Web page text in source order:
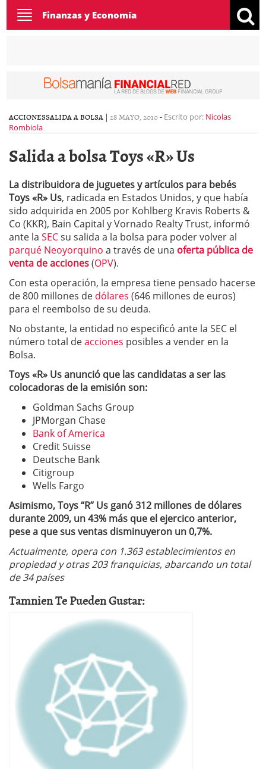
Toggle
navigation
Finanzas y Economía
ACCIONESSALIDA A BOLSA | 28 MAYO, 2010- Escrito por: Nicolas
Rombiola
Salida a bolsa Toys «R» Us
La distribuidora de juguetes y artículos para bebés
Toys «R» Us, radicada en Estados Unidos, y que había
sido adquirida en 2005 por Kohlberg Kravis Roberts &
Co (KKR), Bain Capital y Vornado Realty Trust, informó
ante la SECsu salida a la bolsa para poder volver al
parqué Neoyorquino a través de una oferta pública de
venta de acciones(OPV).
Con esta operación, la empresa tiene pensado hacerse
de 800 millones de dólares (646 millones de euros)
para el reembolso de su deuda.
No obstante, la entidad no especificó ante la SEC el
número total deacciones posibles a vender en la
Bolsa.
Toys «R» Us anunció que las candidatas a ser las
colocadoras de la emisión son:
Goldman Sachs Group
JPMorgan Chase
Bank of America
Credit Suisse
Deutsche Bank
Citigroup
Wells Fargo
Asimismo, Toys “R” Us ganó 312 millones de dólares
durante 2009, un 43% más que el ejercico anterior,
pese a que sus ventas disminuyeron un 0,7%.
Actualmente, opera con 1.363 establecimientos en
propiedad y otras 203 franquicias, abarcando un total
de 34 países
Tamnien Te Pueden Gustar: